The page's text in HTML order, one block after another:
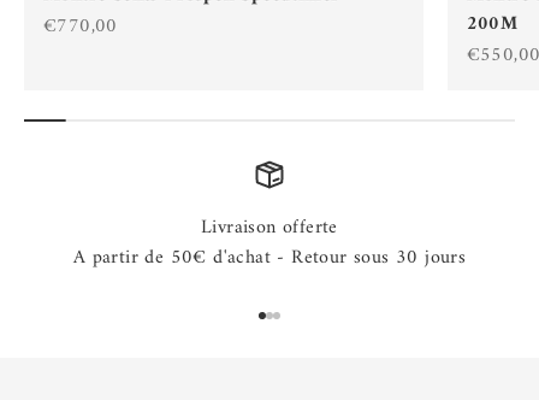
Prix de vente
€770,00
200M
Prix de
Livraison offerte
A partir de 50€ d'achat - Retour sous 30 jours
Aller à l'élément 1
Aller à l'élément 2
Aller à l'élément 3